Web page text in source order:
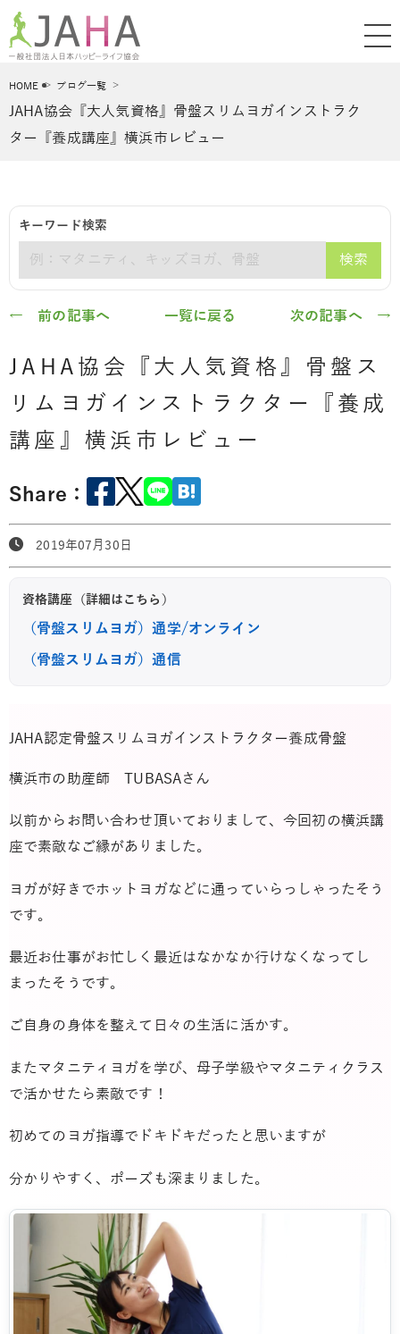
HOME ブログ一覧
JAHA協会『大人気資格』骨盤スリムヨガインストラク
ター『養成講座』横浜市レビュー
キーワード検索
検索
← 前の記事へ 一覧に戻る 次の記事へ →
JAHA協会『大人気資格』骨盤ス
リムヨガインストラクター『養成
講座』横浜市レビュー
Share：
2019年07月30日
資格講座（詳細はこちら）
（骨盤スリムヨガ）通学/オンライン
（骨盤スリムヨガ）通信
JAHA認定骨盤スリムヨガインストラクター養成骨盤
横浜市の助産師 TUBASAさん
以前からお問い合わせ頂いておりまして、今回初の横浜講
座で素敵なご縁がありました。
ヨガが好きでホットヨガなどに通っていらっしゃったそう
です。
最近お仕事がお忙しく最近はなかなか行けなくなってし
まったそうです。
ご自身の身体を整えて日々の生活に活かす。
またマタニティヨガを学び、母子学級やマタニティクラス
で活かせたら素敵です！
初めてのヨガ指導でドキドキだったと思いますが
分かりやすく、ポーズも深まりました。